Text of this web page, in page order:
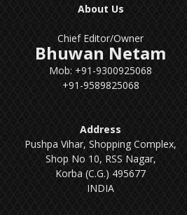
About Us
Chief Editor/Owner
Bhuwan Netam
Mob: +91-9300925068
+91-9589825068
Address
Pushpa Vihar, Shopping Complex,
Shop No 10, RSS Nagar,
Korba (C.G.) 495677
INDIA